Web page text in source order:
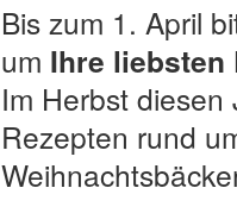
Bis zum 1. April
um Ihre liebsten
Im Herbst
Rezepten rund